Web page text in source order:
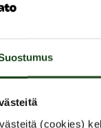
(cookies)
kuten